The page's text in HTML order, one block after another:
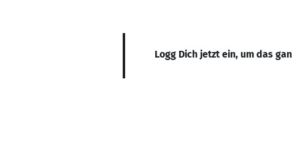
Logg Dich jetzt ein, um das